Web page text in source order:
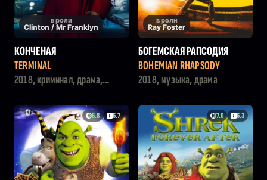
в роли
Clinton / Mr Franklyn
КОНЧЕНАЯ
TERMINAL
2018, криминал, драма,
детектив
в роли
Ray Foster
БОГЕМСКАЯ РАПСОДИЯ
BOHEMIAN RHAPSODY
2018, музыка, драма
6.8 6.7 7.0 6.3